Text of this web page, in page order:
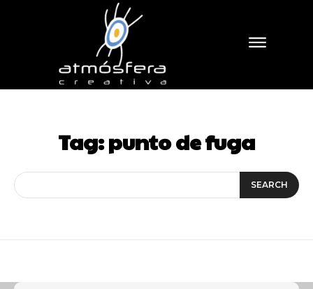
Tag:punto de fuga
SEARCH